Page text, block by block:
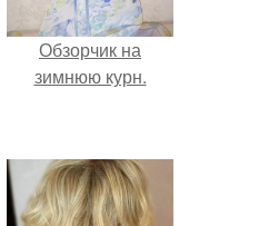
Обзорчик на
зимнюю курн.